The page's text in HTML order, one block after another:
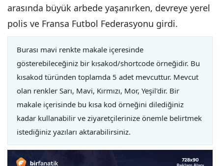
arasında büyük arbede yaşanırken, devreye yerel
polis ve Fransa Futbol Federasyonu girdi.
Burası mavi renkte makale içeresinde
gösterebileceğiniz bir kısakod/shortcode örneğidir. Bu
kısakod türünden toplamda 5 adet mevcuttur. Mevcut
olan renkler Sarı, Mavi, Kırmızı, Mor, Yeşil'dir. Bir
makale içerisinde bu kısa kod örneğini dilediğiniz
kadar kullanabilir ve ziyaretçilerinize önemle belirtmek
istediğiniz yazıları aktarabilirsiniz.